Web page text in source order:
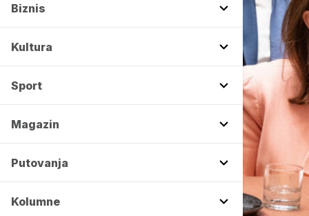
Biznis
Kultura
Sport
Magazin
Putovanja
Kolumne